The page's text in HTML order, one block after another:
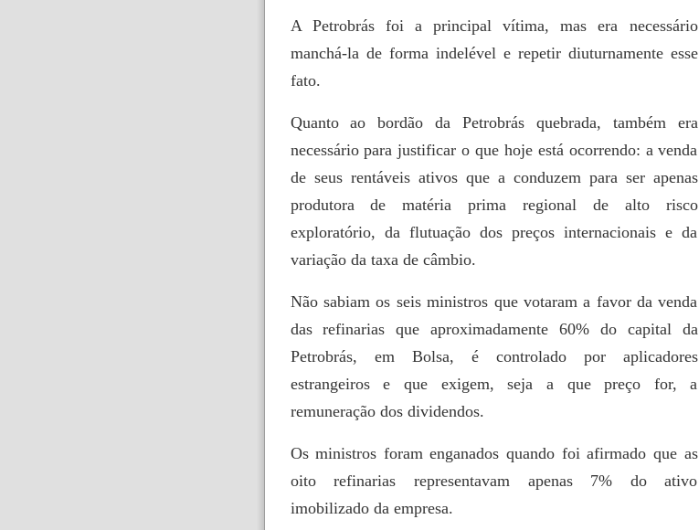
A Petrobrás foi a principal vítima, mas era necessário
manchá-la de forma indelével e repetir diuturnamente esse
fato.
Quanto ao bordão da Petrobrás quebrada, também era
necessário para justificar o que hoje está ocorrendo: a venda
de seus rentáveis ativos que a conduzem para ser apenas
produtora de matéria prima regional de alto risco
exploratório, da flutuação dos preços internacionais e da
variação da taxa de câmbio.
Não sabiam os seis ministros que votaram a favor da venda
das refinarias que aproximadamente 60% do capital da
Petrobrás, em Bolsa, é controlado por aplicadores
estrangeiros e que exigem, seja a que preço for, a
remuneração dos dividendos.
Os ministros foram enganados quando foi afirmado que as
oito refinarias representavam apenas 7% do ativo
imobilizado da empresa.